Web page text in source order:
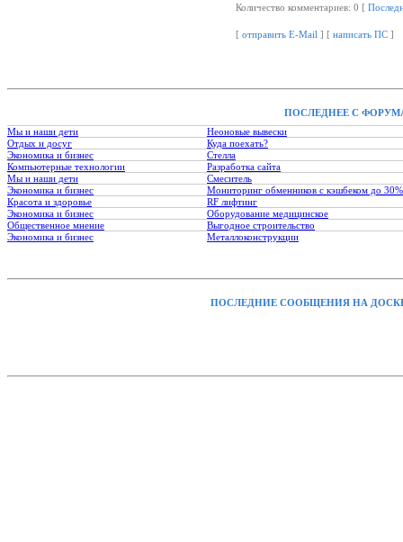
Количество комментариев: 0 [
[отправить E-Mail ] [написать ПС ]
ПОСЛЕДНЕЕ С
Мы и наши дети
Неоновые вывески
Отдых и досуг
Куда поехать?
Экономика и бизнес
Стелла
Компьютерные технологии
Разработка сайта
Мы и наши дети
Смеситель
Экономика и бизнес
Мониторинг обменников с кэшбеком до 30%
Красота и здоровье
RF лифтинг
Экономика и бизнес
Оборудование медицинское
Общественное мнение
Выгодное строительство
Экономика и бизнес
Металлоконструкции
ПОСЛЕДНИЕ СООБЩЕНИЯ НА